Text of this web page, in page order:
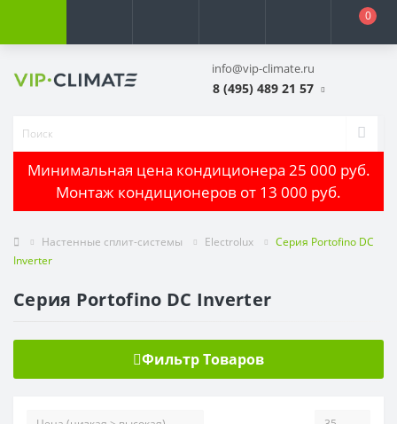
0
info@vip-climate.ru
8 (495) 489 21 57
Минимальная цена кондиционера 25 000 руб.
Монтаж кондиционеров от 13 000 руб.
Настенные сплит-системы Electrolux
Серия Portofino DC
Inverter
Серия Portofino DC Inverter
Фильтр Товаров